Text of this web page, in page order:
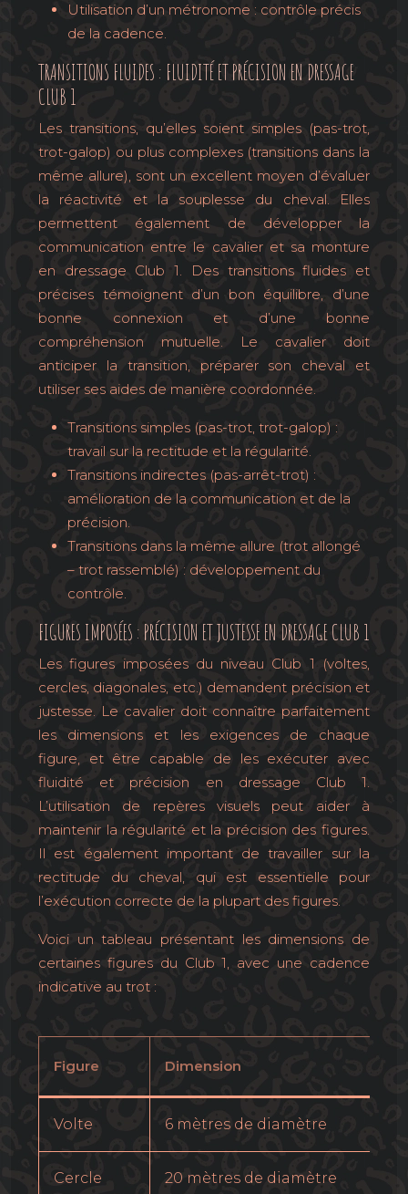
Utilisation d’un métronome : contrôle précis
de la cadence.
TRANSITIONS FLUIDES : FLUIDITÉ ET PRÉCISION EN DRESSAGE
CLUB 1
Les transitions, qu’elles soient simples (pas-trot,
trot-galop) ou plus complexes (transitions dans la
même allure), sont un excellent moyen d’évaluer
la réactivité et la souplesse du cheval. Elles
permettent également de développer la
communication entre le cavalier et sa monture
en dressage Club 1. Des transitions fluides et
précises témoignent d’un bon équilibre, d’une
bonne connexion et d’une bonne
compréhension mutuelle. Le cavalier doit
anticiper la transition, préparer son cheval et
utiliser ses aides de manière coordonnée.
Transitions simples (pas-trot, trot-galop) :
travail sur la rectitude et la régularité.
Transitions indirectes (pas-arrêt-trot) :
amélioration de la communication et de la
précision.
Transitions dans la même allure (trot allongé
– trot rassemblé) : développement du
contrôle.
FIGURES IMPOSÉES : PRÉCISION ET JUSTESSE EN DRESSAGE CLUB 1
Les figures imposées du niveau Club 1 (voltes,
cercles, diagonales, etc.) demandent précision et
justesse. Le cavalier doit connaître parfaitement
les dimensions et les exigences de chaque
figure, et être capable de les exécuter avec
fluidité et précision en dressage Club 1.
L’utilisation de repères visuels peut aider à
maintenir la régularité et la précision des figures.
Il est également important de travailler sur la
rectitude du cheval, qui est essentielle pour
l’exécution correcte de la plupart des figures.
Voici un tableau présentant les dimensions de
certaines figures du Club 1, avec une cadence
indicative au trot :
Figure Dimension
Volte 6 mètres de diamètre
Cercle 20 mètres de diamètre